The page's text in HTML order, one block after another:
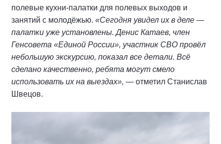
полевые кухни-палатки для полевых выходов и
занятий с молодёжью. «Сегодня увидел их в деле —
палатки уже установлены. Денис Катаев, член
Генсовета «Единой России», участник СВО провёл
небольшую экскурсию, показал все детали. Всё
сделано качественно, ребята могут смело
использовать их на выездах», — отметил Станислав
Швецов.